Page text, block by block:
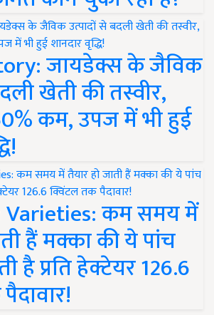
जायडेक्स के जैविक
खेती की तस्वीर,
कम, उपज में भी हुई
Varieties: कम समय में
हैं मक्का की ये पांच
है प्रति हेक्टेयर 126.6